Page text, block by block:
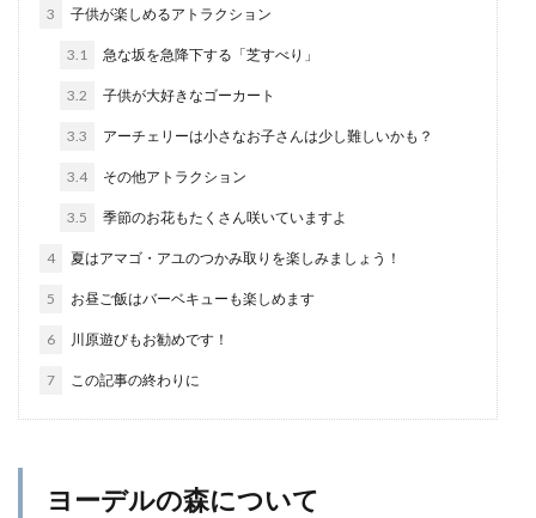
3 子供が楽しめるアトラクション
3.1 急な坂を急降下する「芝すべり」
3.2 子供が大好きなゴーカート
3.3 アーチェリーは小さなお子さんは少し難しいかも？
3.4 その他アトラクション
3.5 季節のお花もたくさん咲いていますよ
4 夏はアマゴ・アユのつかみ取りを楽しみましょう！
5 お昼ご飯はバーベキューも楽しめます
6 川原遊びもお勧めです！
7 この記事の終わりに
ヨーデルの森について